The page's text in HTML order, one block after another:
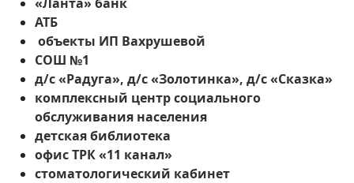
АТБ
объекты ИП Вахрушевой
СОШ №1
д/с «Радуга», д/с «Золотинка», д/с «Сказка»
комплексный центр социального
обслуживания населения
детская библиотека
офис ТРК «11 канал»
стоматологический кабинет